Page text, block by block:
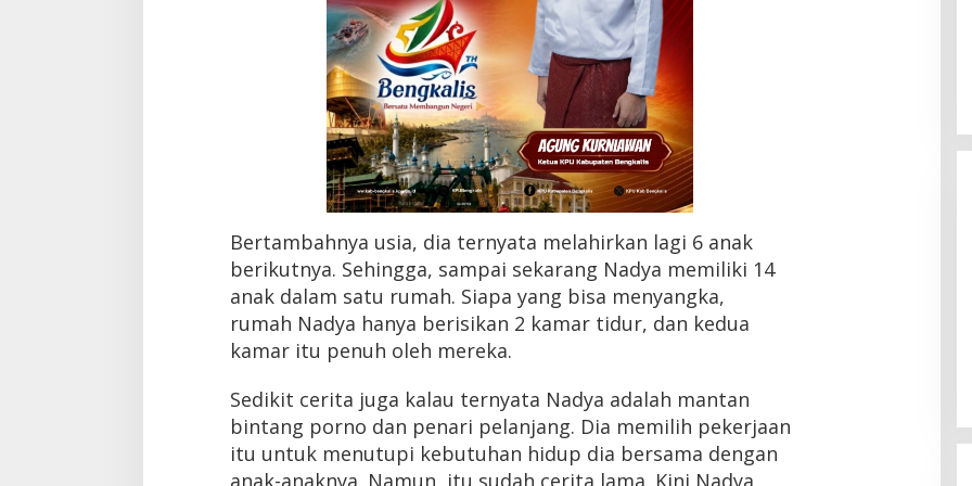
a
J
a
d
i
V
i
a
l
Bertambahnya usia, dia ternyata melahirkan lagi 6 anak
berikutnya. Sehingga, sampai sekarang Nadya memiliki 14
anak dalam satu rumah. Siapa yang bisa menyangka,
rumah Nadya hanya berisikan 2 kamar tidur, dan kedua
kamar itu penuh oleh mereka.
Sedikit cerita juga kalau ternyata Nadya adalah mantan
bintang porno dan penari pelanjang. Dia memilih pekerjaan
itu untuk menutupi kebutuhan hidup dia bersama dengan
anak-anaknya. Namun, itu sudah cerita lama. Kini Nadya
HMI Pelalawan “Semprot”
DPRD, Soroti Pengawasan
Rumah Sakit yang Mandul
Di Headline, Pelalawan, Politik, Riau
2026